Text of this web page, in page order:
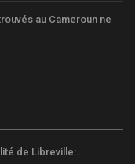
au Cameroun ne
de Libreville:…